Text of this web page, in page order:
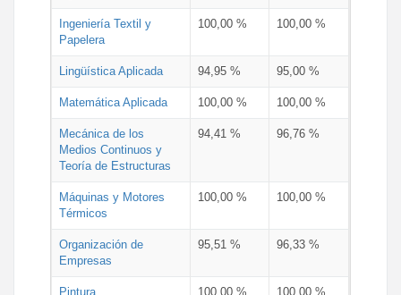
Ingeniería Textil y
Papelera
100,00 % 100,00 %
Lingüística Aplicada 94,95 % 95,00 %
Matemática Aplicada 100,00 % 100,00 %
Mecánica de los
Medios Continuos y
Teoría de Estructuras
94,41 % 96,76 %
Máquinas y Motores
Térmicos
100,00 % 100,00 %
Organización de
Empresas
95,51 % 96,33 %
Pintura 100,00 % 100,00 %